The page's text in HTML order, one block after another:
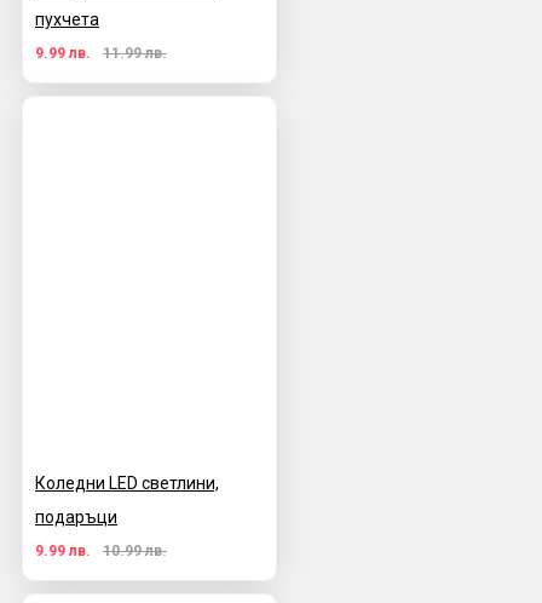
пухчета
9.99 лв. 11.99 лв.
Коледни LED светлини,
подаръци
9.99 лв. 10.99 лв.